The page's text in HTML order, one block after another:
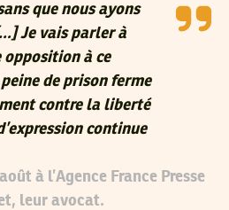
que nous ayons
Je vais parler à
opposition à ce
de prison ferme
contre la liberté
continue
à l’Agence France Presse
leur avocat.